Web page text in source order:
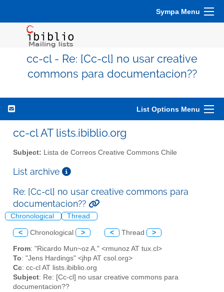
Sympa Menu
cc-cl - Re: [Cc-cl] no usar creative
commons para documentacion??
List Options Menu
cc-cl AT lists.ibiblio.org
Subject: Lista de Correos Creative Commons Chile
List archive
Re: [Cc-cl] no usar creative commons para
documentacion??
Chronological Thread
< Chronological > < Thread >
From: "Ricardo Mun~oz A." <rmunoz AT tux.cl>
To: "Jens Hardings" <jhp AT csol.org>
Cc: cc-cl AT lists.ibiblio.org
Subject: Re: [Cc-cl] no usar creative commons para
documentacion??